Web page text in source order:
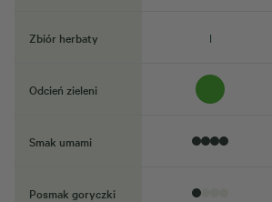
Zbiór herbaty I
Odcień zieleni
Smak umami
Posmak goryczki